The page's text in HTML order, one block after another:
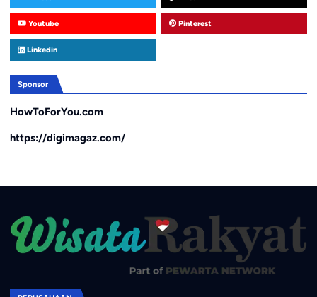
Youtube Pinterest
Linkedin
Sponsor
HowToForYou.com
https://digimagaz.com/